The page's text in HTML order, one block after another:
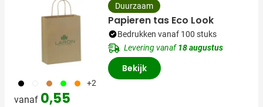
001 002 090 029 007 +2
vanaf 0,55
Duurzaam
Papieren tas Eco Look
Bedrukken vanaf 100 stuks
Levering vanaf18 augustus
Bekijk